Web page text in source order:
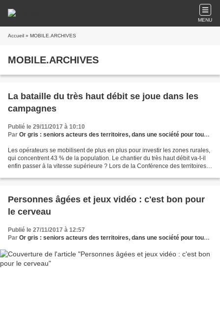
MENU
Accueil » MOBILE.ARCHIVES
MOBILE.ARCHIVES
La bataille du très haut débit se joue dans les
campagnes
Publié le 29/11/2017 à 10:10
Par Or gris : seniors acteurs des territoires, dans une société pour tous les âges
Les opérateurs se mobilisent de plus en plus pour investir les zones rurales,
qui concentrent 43 % de la population. Le chantier du très haut débit va-t-il
enfin passer à la vitesse supérieure ? Lors de la Conférence des territoires,
Personnes âgées et jeux vidéo : c'est bon pour
le cerveau
Publié le 27/11/2017 à 12:57
Par Or gris : seniors acteurs des territoires, dans une société pour tous les âges